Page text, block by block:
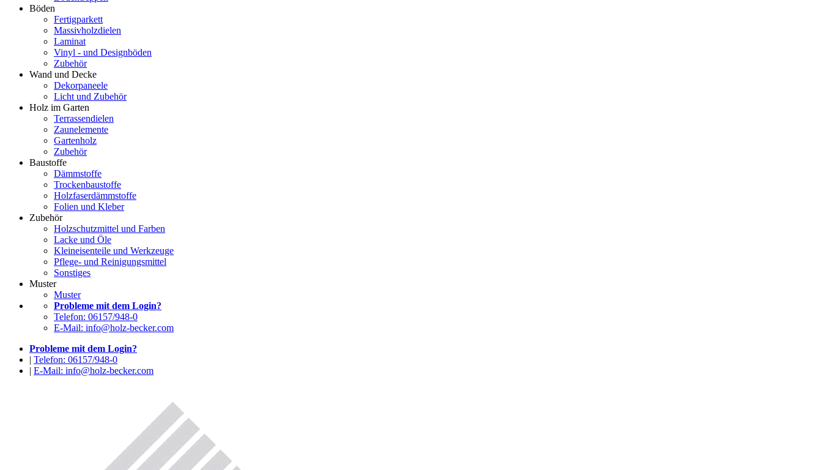
Böden
Fertigparkett
Massivholzdielen
Laminat
Vinyl - und Designböden
Zubehör
Wand und Decke
Dekorpaneele
Licht und Zubehör
Holz im Garten
Terrassendielen
Zaunelemente
Gartenholz
Zubehör
Baustoffe
Dämmstoffe
Trockenbaustoffe
Holzfaserdämmstoffe
Folien und Kleber
Zubehör
Holzschutzmittel und Farben
Lacke und Öle
Kleineisenteile und Werkzeuge
Pflege- und Reinigungsmittel
Sonstiges
Muster
Muster
Probleme mit dem Login?
Telefon: 06157/948-0
E-Mail: info@holz-becker.com
Probleme mit dem Login?
| Telefon: 06157/948-0
| E-Mail: info@holz-becker.com